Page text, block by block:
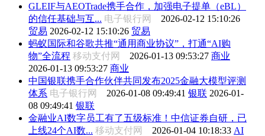
GLEIF与AEOTrade携手合作，加强电子提单（eBL）
的信任基础与互... 电子银行网 2026-02-12 15:10:26
贸易 2026-02-12 15:10:26 贸易
蚂蚁国际和谷歌共推“通用商业协议”，打通“AI购
物”全流程 移动支付网 2026-01-13 09:53:27 商业
2026-01-13 09:53:27 商业
中国银联携手合作伙伴共同发布2025金融大模型评测
体系 电子银行网 2026-01-08 09:49:41 银联 2026-01-
08 09:49:41 银联
金融业AI数字员工有了五级标准！中信证券自研，已
上线24个AI数... 移动支付网 2026-01-04 10:18:33 AI